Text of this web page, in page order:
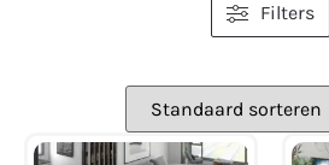
Filters